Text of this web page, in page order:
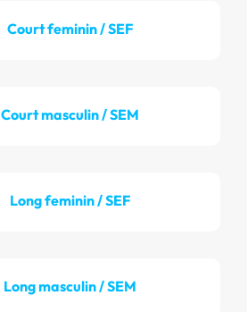
Court feminin / SEF
Court masculin / SEM
Long feminin / SEF
Long masculin / SEM